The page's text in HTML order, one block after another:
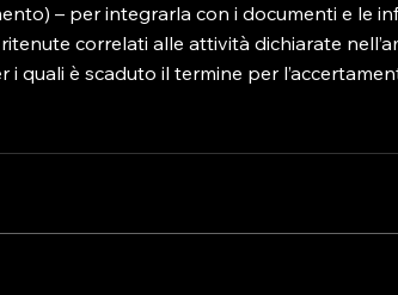
– per integrarla con i documenti e le
correlati alle attività dichiarate
quali è scaduto il termine per